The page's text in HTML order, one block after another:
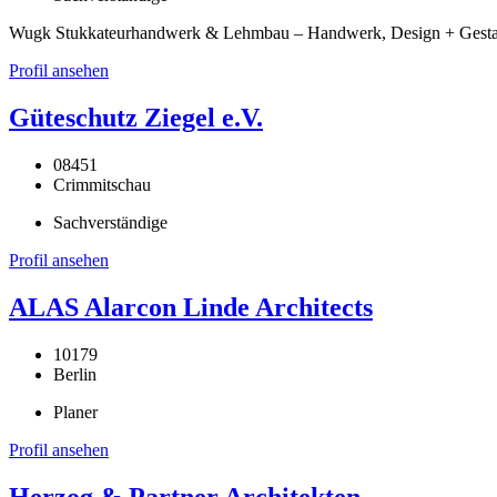
Wugk Stukkateurhandwerk & Lehmbau – Handwerk, Design +
Profil ansehen
Güteschutz Ziegel e.V.
08451
Crimmitschau
Sachverständige
Profil ansehen
ALAS Alarcon Linde Architects
10179
Berlin
Planer
Profil ansehen